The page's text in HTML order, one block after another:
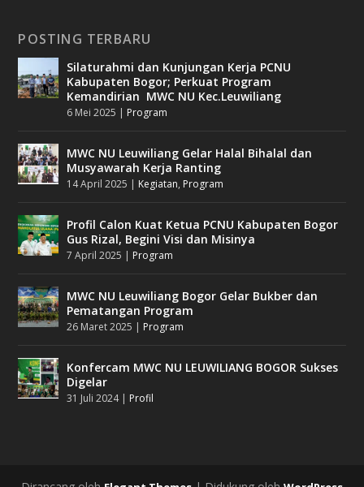
POSTING TERBARU
Silaturahmi dan Kunjungan Kerja PCNU
Kabupaten Bogor; Perkuat Program
Kemandirian MWC NU Kec.Leuwiliang
6 Mei 2025 | Program
MWC NU Leuwiliang Gelar Halal Bihalal dan
Musyawarah Kerja Ranting
14 April 2025 | Kegiatan, Program
Profil Calon Kuat Ketua PCNU Kabupaten Bogor
Gus Rizal, Begini Visi dan Misinya
7 April 2025 | Program
MWC NU Leuwiliang Bogor Gelar Bukber dan
Pematangan Program
26 Maret 2025 | Program
Konfercam MWC NU LEUWILIANG BOGOR Sukses
Digelar
31 Juli 2024| Profil